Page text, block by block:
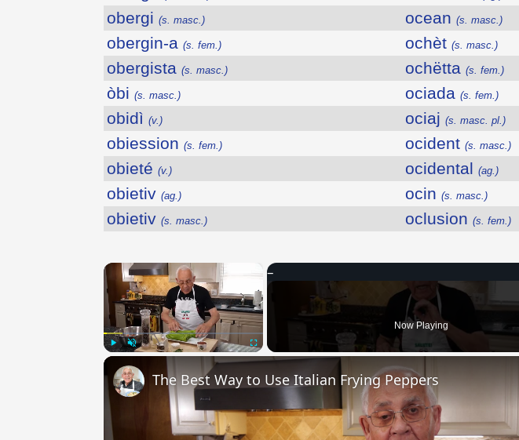
obergi (s. masc.) ocean (s. masc.)
obergin-a (s. fem.) ochèt (s. masc.)
obergista (s. masc.) ochëtta (s. fem.)
òbi (s. masc.) ociada (s. fem.)
obidì (v.) ociaj (s. masc. pl.)
obiession (s. fem.) ocident (s. masc.)
obieté (v.) ocidental (ag.)
obietiv (ag.) ocin (s. masc.)
obietiv (s. masc.) oclusion (s. fem.)
Fullscreen
Now Playing
The Best Way to Use Italian Frying Peppers